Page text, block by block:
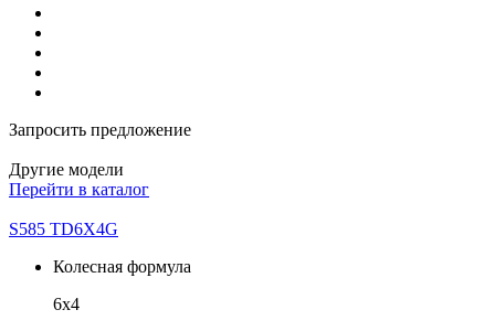
Запросить предложение
Другие модели
Перейти в каталог
S585 TD6X4G
Колесная формула
6х4